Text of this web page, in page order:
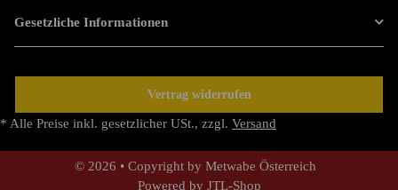
Gesetzliche Informationen
Vertrag widerrufen
* Alle Preise inkl. gesetzlicher USt., zzgl. Versand
© 2026 • Copyright by Metwabe Österreich
Powered by JTL-Shop